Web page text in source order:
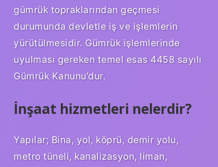
gümrük topraklarından geçmesi
durumunda devletle iş ve işlemlerin
yürütülmesidir. Gümrük işlemlerinde
uyulması gereken temel esas 4458 sayılı
Gümrük Kanunu’dur.
İnşaat hizmetleri nelerdir?
Yapılar; Bina, yol, köprü, demir yolu,
metro tüneli, kanalizasyon, liman,